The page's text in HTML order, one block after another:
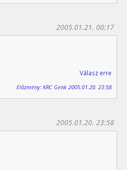
2005.01.21. 00:17
Válasz erre
Előzmény: KRC Genk 2005.01.20. 23:58
2005.01.20. 23:58